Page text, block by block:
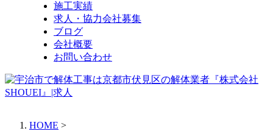
施工実績
求人・協力会社募集
ブログ
会社概要
お問い合わせ
HOME >